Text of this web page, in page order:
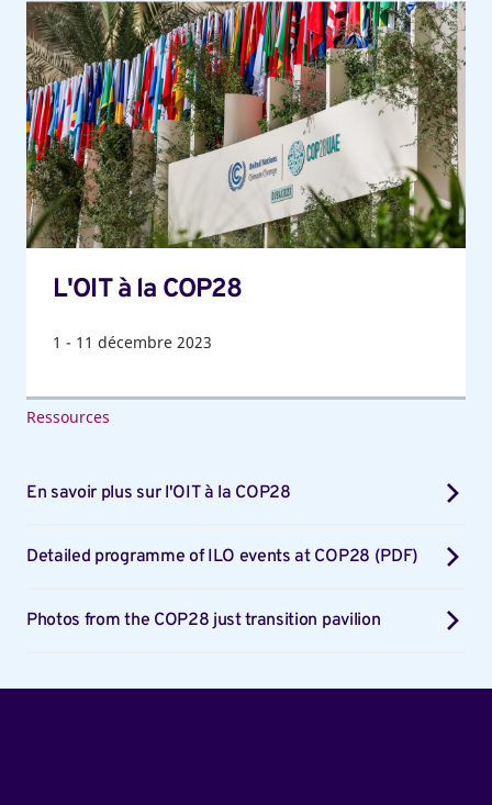
L'OIT
à
la
COP28
L'OIT à la COP28
1 - 11 décembre 2023
Ressources
En savoir plus sur l'OIT à la COP28
Detailed programme of ILO events at COP28 (PDF)
Photos from the COP28 just transition pavilion